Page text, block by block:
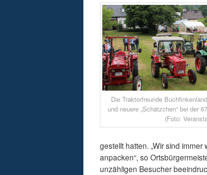
Die Traktorfreunde
und neuere „Schätzchen“ bei der
(Foto:
gestellt hatten. „Wir sind
anpacken“, so
unzähligen Besucher